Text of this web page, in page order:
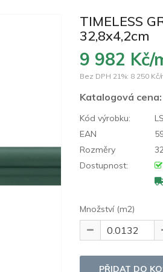
TIMELESS
32,8x4,2cm
9 982 Kč/
Bez DPH 21%: 8 250 Kč/
Katalogová cena:
Kód výrobku:
EAN
Rozměry
Dostupnost:
Množství (m2)